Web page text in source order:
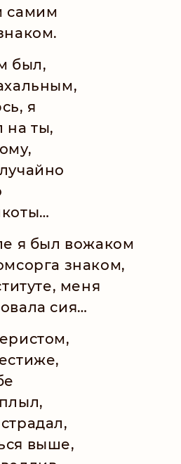
самим
был,
я
на ты,
я был вожаком
знаком,
меня
сия…
выше,